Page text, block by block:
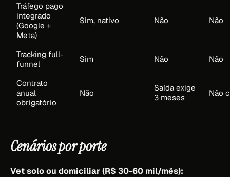
Tráfego pago
integrado
(Google +
Meta)
Sim, nativo Não Não
Tracking full-
funnel
Sim Não Não
Contrato
anual
obrigatório
Não
Saída exige
3 meses
Não
Cenários por porte
Vet solo ou domiciliar (R$ 30-60 mil/mês):